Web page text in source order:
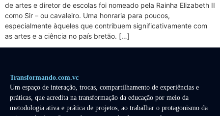
de artes e diretor de escolas foi nomeado pela Rainha Elizabeth II
como Sir – ou cavaleiro. Uma honraria para poucos,
especialmente àqueles que contribuem significativamente com
as artes e a ciência no país bretão. […]
Transformando.com.vc
Um espaço de interação, trocas, compartilhamento de experiências e
práticas, que acredita na transformação da educação por meio da
metodologia ativa e prática de projetos, ao trabalhar o protagonismo da